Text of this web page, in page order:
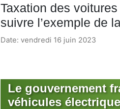
Taxation des
suivre l’exemple de
Date: vendredi 16 juin 2023
Le gouvernement
véhicules